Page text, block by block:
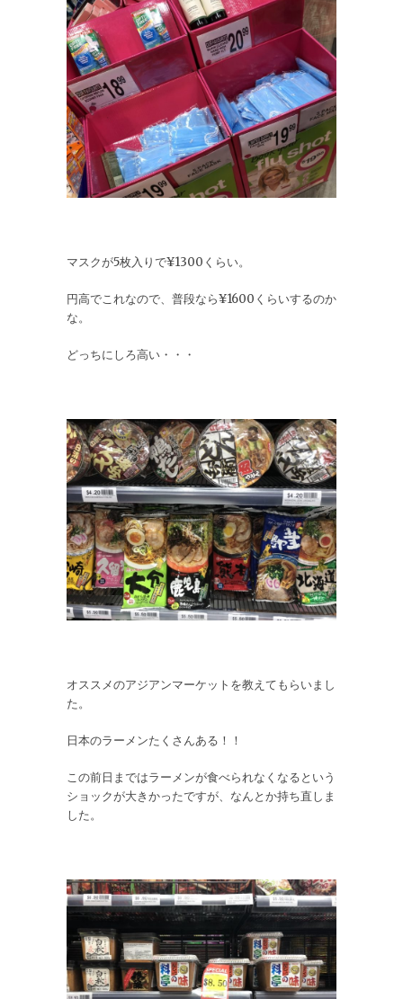
マスクが5枚入りで¥1300くらい。
円高でこれなので、普段なら¥1600くらいするのか
な。
どっちにしろ高い・・・
オススメのアジアンマーケットを教えてもらいまし
た。
日本のラーメンたくさんある！！
この前日まではラーメンが食べられなくなるという
ショックが大きかったですが、なんとか持ち直しま
した。